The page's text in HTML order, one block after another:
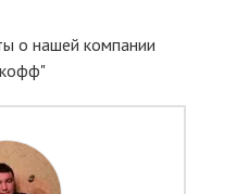
о нашей компании